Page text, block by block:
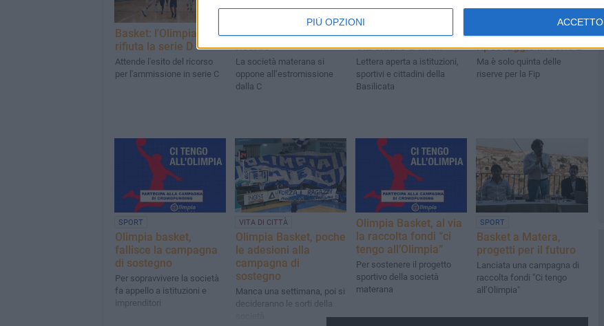
PIÙ OPZIONI ACCETTO
Basket: l'Olimpia
rifiuta la serie D
Attende l'esito del ricorso
per l'ammissione in serie C
L’Olimpia presenta
ricorso
La società materana si
oppone all’estromissione
dalla C
L’Olimpia non molla.
Sia chiaro a tutti!!
Lettera aperta a istituzioni,
sportivi e cittadini della
Basilicata
Basket, Olimpia tenta
ripescaggio in serie B
Ma è solo quinta delle
riserve per la Fip
SPORT
Olimpia basket,
fallisce la campagna
di sostegno
Per sopravvivere la società
fa appello a istituzioni e
imprenditori
VITA DI CITTÀ
Olimpia Basket, poche
le adesioni alla
campagna di
sostegno
Manca una settimana, poi si
decideranno le sorti della
Olimpia Basket, al via
la raccolta fondi “ci
tengo all’Olimpia”
Per sostenere il progetto
sportivo della società
materana
SPORT
Basket a Matera,
progetti per il futuro
Lanciata una campagna di
raccolta fondi "Ci tengo
all’Olimpia"